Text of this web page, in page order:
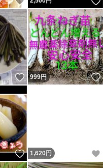
いいね！
999円
いいね！
1,620 円